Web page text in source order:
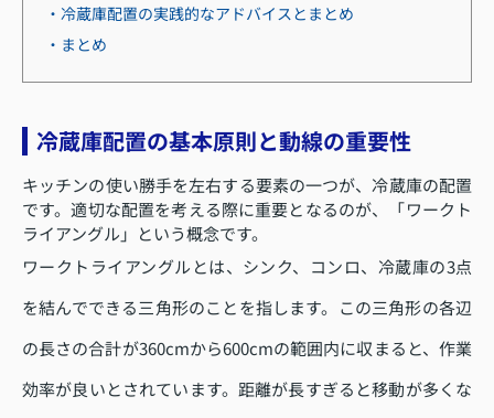
・冷蔵庫配置の実践的なアドバイスとまとめ
・まとめ
冷蔵庫配置の基本原則と動線の重要性
キッチンの使い勝手を左右する要素の一つが、冷蔵庫の配置
です。適切な配置を考える際に重要となるのが、「ワークト
ライアングル」という概念です。
ワークトライアングルとは、シンク、コンロ、冷蔵庫の3点
を結んでできる三角形のことを指します。この三角形の各辺
の長さの合計が360cmから600cmの範囲内に収まると、作業
効率が良いとされています。距離が長すぎると移動が多くな